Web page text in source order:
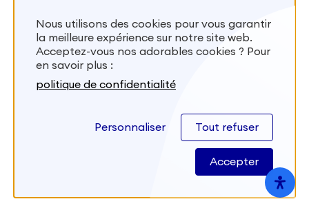
S'inscrire
Besoin d’aide? Visitez notre foire aux
Nous utilisons des cookies pour vous garantir
la meilleure expérience sur notre site web.
Acceptez-vous nos adorables cookies ? Pour
en savoir plus :
politique de confidentialité
Personnaliser Tout refuser
Accepter